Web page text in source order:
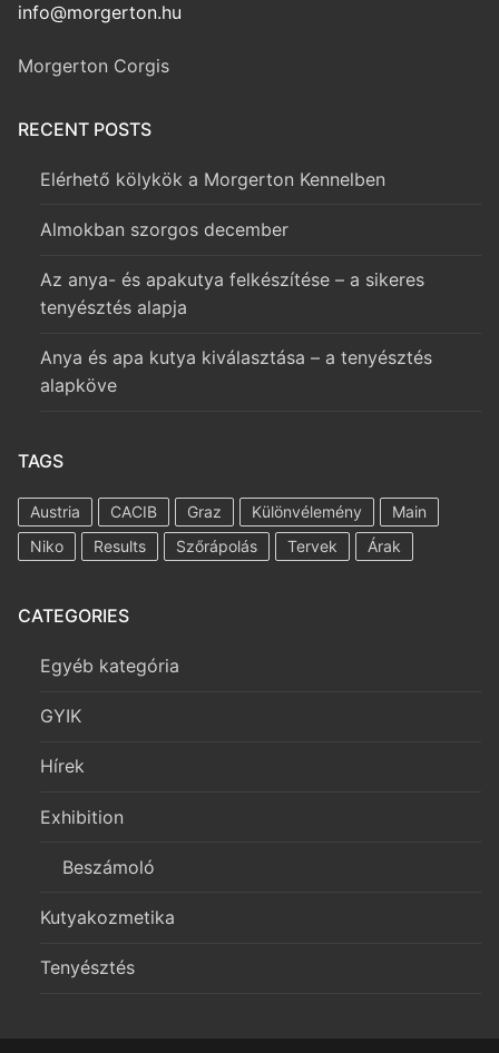
info@morgerton.hu
Morgerton Corgis
RECENT POSTS
Elérhető kölykök a Morgerton Kennelben
Almokban szorgos december
Az anya- és apakutya felkészítése – a sikeres
tenyésztés alapja
Anya és apa kutya kiválasztása – a tenyésztés
alapköve
TAGS
Austria CACIB Graz Különvélemény
Main
Niko
Results Szőrápolás Tervek Árak
CATEGORIES
Egyéb kategória
GYIK
Hírek
Exhibition
Beszámoló
Kutyakozmetika
Tenyésztés